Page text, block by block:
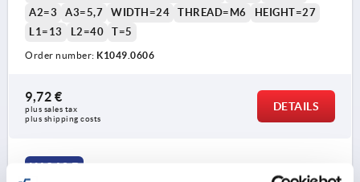
A2=3
A3=5,7 WIDTH=24 THREAD=M6
HEIGHT=27
L1=13
L2=40 T=5
Order number: K1049.0606
9,72 €
plus sales tax
plus shipping costs
DETAILS
K1049 B